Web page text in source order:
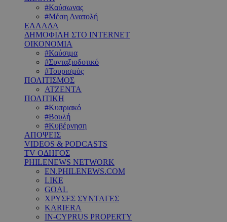
#Καύσωνας
#Μέση Ανατολή
ΕΛΛΑΔΑ
ΔΗΜΟΦΙΛΗ ΣΤΟ INTERNET
ΟΙΚΟΝΟΜΙΑ
#Καύσιμα
#Συνταξιοδοτικό
#Τουρισμός
ΠΟΛΙΤΙΣΜΟΣ
ΑΤΖΕΝΤΑ
ΠΟΛΙΤΙΚΗ
#Κυπριακό
#Βουλή
#Κυβέρνηση
ΑΠΟΨΕΙΣ
VIDEOS & PODCASTS
TV ΟΔΗΓΟΣ
PHILENEWS NETWORK
EN.PHILENEWS.COM
LIKE
GOAL
ΧΡΥΣΕΣ ΣΥΝΤΑΓΕΣ
KARIERA
IN-CYPRUS PROPERTY